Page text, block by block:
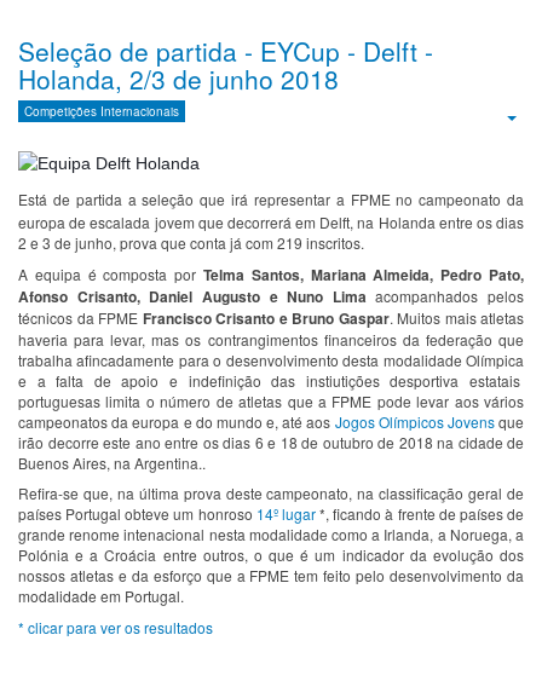
Seleção de partida - EYCup - Delft -
Holanda, 2/3 de junho 2018
Competições Internacionais
Está de partida a seleção que irá representar a FPME no campeonato da
europa de escalada jovem que decorrerá em Delft, na Holanda entre os dias
2 e 3 de junho, prova que conta já com 219 inscritos.
A equipa é composta por Telma Santos, Mariana Almeida, Pedro Pato,
Afonso Crisanto, Daniel Augusto e Nuno Lima acompanhados pelos
técnicos da FPME Francisco Crisanto e Bruno Gaspar. Muitos mais atletas
haveria para levar, mas os contrangimentos financeiros da federação que
trabalha afincadamente para o desenvolvimento desta modalidade Olímpica
e a falta de apoio e indefinição das instiutições desportiva estatais
portuguesas limita o número de atletas que a FPME pode levar aos vários
campeonatos da europa e do mundo e, até aos Jogos Olímpicos Jovensque
irão decorre este ano entre os dias 6 e 18 de outubro de 2018 na cidade de
Buenos Aires, na Argentina..
Refira-se que, na última prova deste campeonato, na classificação geral de
países Portugal obteve um honroso 14º lugar*, ficando à frente de países de
grande renome intenacional nesta modalidade como a Irlanda, a Noruega, a
Polónia e a Croácia entre outros, o que é um indicador da evolução dos
nossos atletas e da esforço que a FPME tem feito pelo desenvolvimento da
modalidade em Portugal.
* clicar para ver os resultados